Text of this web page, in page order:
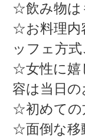
☆飲み物は
☆お料理内
ッフェ方
☆女性に嬉
容は当日
☆初めての
☆面倒な移